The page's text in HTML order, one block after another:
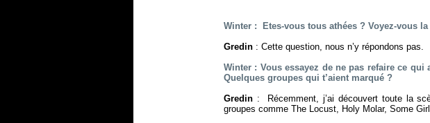
Winter : Etes-vous tous athées ? Voyez-vous
Gredin : Cette question, nous n’y répondons pas.
Winter : Vous essayez de ne pas refaire ce
Quelques groupes qui t’aient marqué ?
Gredin : Récemment, j’ai découvert toute la
groupes comme The Locust, Holy Molar, Some